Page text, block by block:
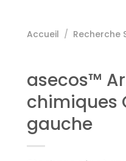
Accueil / Recherche
asecos™
chimiques
gauche